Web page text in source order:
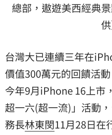
總部，遨遊美西經典
供
台灣大已連續三年在
價值300萬元的回饋活
今年9月iPhone 16上市
超一六(超一流)」活動
務長林東閔11月28日在